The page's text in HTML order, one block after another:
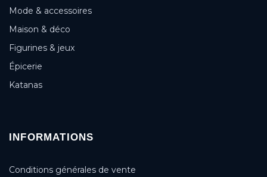
Mode & accessoires
Maison & déco
Figurines & jeux
Épicerie
Katanas
INFORMATIONS
Conditions générales de vente